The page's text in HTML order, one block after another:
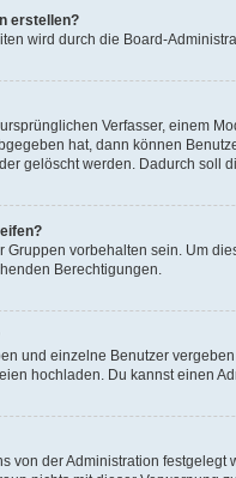
erstellen?
wird durch die Board-
Verfasser, einem
hat, dann können
gelöscht werden. Dadurch soll
vorbehalten sein. Um
Berechtigungen.
und einzelne Benutzer
hochladen. Du kannst einen
von der Administration